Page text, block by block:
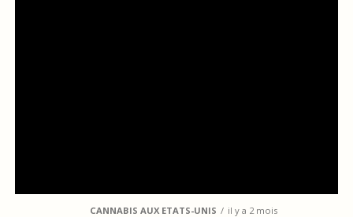
CANNABIS AUX ETATS-UNIS il y a 2 mois